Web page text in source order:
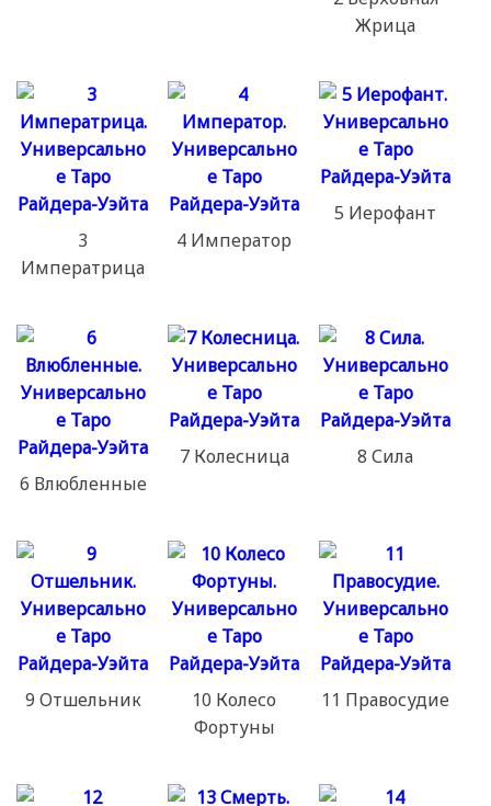
Жрица
3
Императрица
4 Император
5 Иерофант
6 Влюбленные
7 Колесница 8 Сила
9 Отшельник
10 Колесо
Фортуны
11 Правосудие